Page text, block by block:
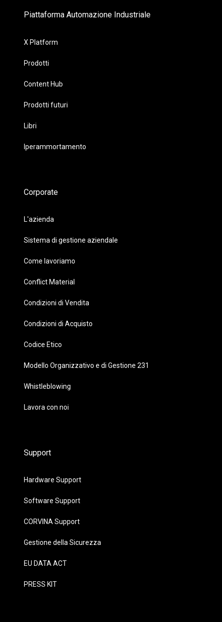
Piattaforma Automazione Industriale
X Platform
Prodotti
Content Hub
Prodotti futuri
Libri
Iperammortamento
Corporate
L'azienda
Sistema di gestione aziendale
Come lavoriamo
Conflict Material
Condizioni di Vendita
Condizioni di Acquisto
Codice Etico
Modello Organizzativo e di Gestione 231
Whistleblowing
Lavora con noi
Support
Hardware Support
Software Support
CORVINA Support
Gestione della Sicurezza
EU DATA ACT
PRESS KIT